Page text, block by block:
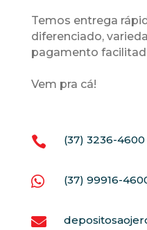
Temos entrega
diferenciado,
pagamento
Vem pra cá!
 (37) 3236-4600
 (37) 99916-
